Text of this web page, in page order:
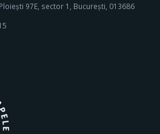
97E, sector 1, București, 013686